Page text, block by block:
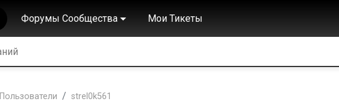
Форумы Сообщества Мои Тикеты
Пользователи strel0k561